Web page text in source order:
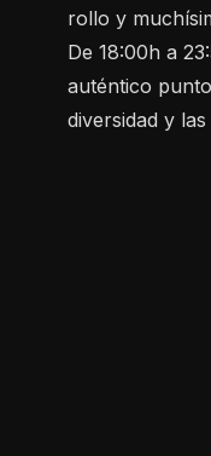
rollo y
De 18:00h a
auténtico
diversidad y